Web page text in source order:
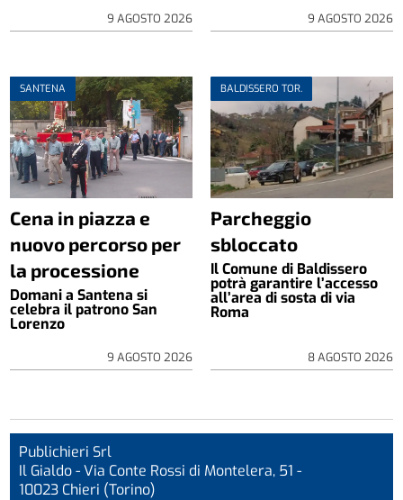
9 AGOSTO 2026 9 AGOSTO 2026
SANTENA
Cena in piazza e
nuovo percorso per
la processione
Domani a Santena si
celebra il patrono San
Lorenzo
9 AGOSTO 2026
BALDISSERO TOR.
Parcheggio
sbloccato
Il Comune di Baldissero
potrà garantire l’accesso
all’area di sosta di via
Roma
8 AGOSTO 2026
Publichieri Srl
Il Gialdo - Via Conte Rossi di Montelera, 51 -
10023 Chieri (Torino)